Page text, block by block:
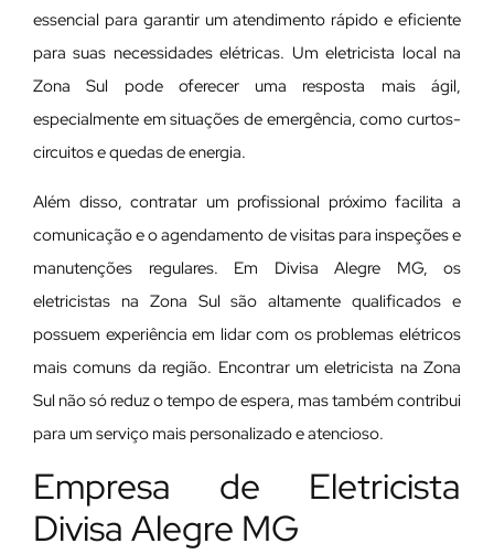
essencial para garantir um atendimento rápido e eficiente
para suas necessidades elétricas. Um eletricista local na
Zona Sul pode oferecer uma resposta mais ágil,
especialmente em situações de emergência, como curtos-
circuitos e quedas de energia.
Além disso, contratar um profissional próximo facilita a
comunicação e o agendamento de visitas para inspeções e
manutenções regulares. Em Divisa Alegre MG, os
eletricistas na Zona Sul são altamente qualificados e
possuem experiência em lidar com os problemas elétricos
mais comuns da região. Encontrar um eletricista na Zona
Sul não só reduz o tempo de espera, mas também contribui
para um serviço mais personalizado e atencioso.
Empresa de Eletricista
Divisa Alegre MG